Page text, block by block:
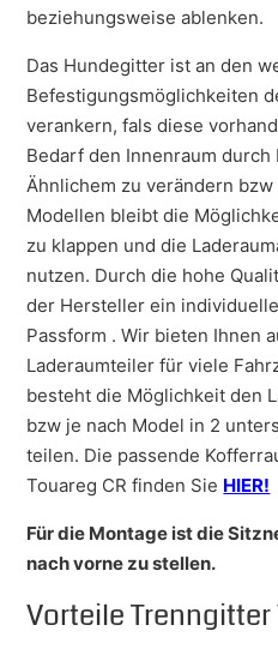
beziehungsweise ablenken.
Das Hundegitter ist an den
Befestigungsmöglichkeiten
verankern, fals diese
Bedarf den Innenraum
Ähnlichem zu verändern
Modellen bleibt die
zu klappen und die
nutzen. Durch die hohe
der Hersteller ein
Passform . Wir bieten Ihnen
Laderaumteiler für viele
besteht die Möglichkeit den
bzw je nach Model in 2
teilen. Die passende
Touareg CR finden Sie HIER!
Für die Montage ist die
nach vorne zu stellen.
Vorteile Trenngitter